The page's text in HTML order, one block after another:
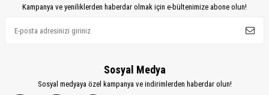
Kampanya ve yeniliklerden haberdar olmak için e-bültenimize abone olun!
Sosyal Medya
Sosyal medyaya özel kampanya ve indirimlerden haberdar olun!